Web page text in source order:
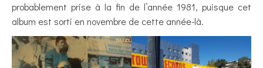
probablement prise à la fin de l’année 1981, puisque cet
album est sorti en novembre de cette année-là.